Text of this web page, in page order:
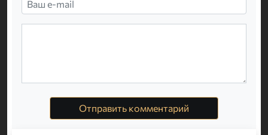
Отправить комментарий